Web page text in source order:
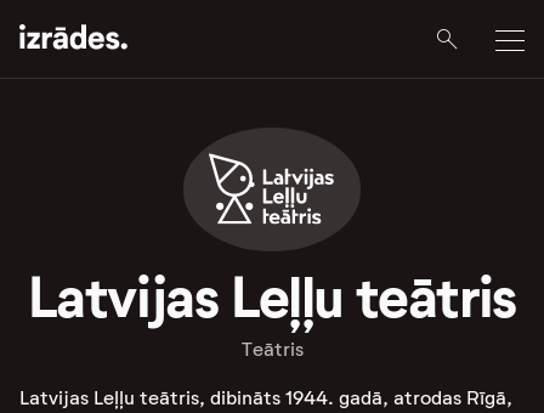
Latvijas Leļļu teātris
Teātris
Latvijas Leļļu teātris, dibināts 1944. gadā, atrodas Rīgā,